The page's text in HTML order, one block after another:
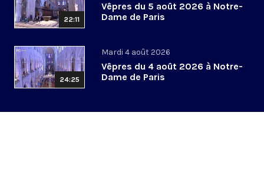
22:11
Vêpres du 5 août 2026 à Notre-
Dame de Paris
24:25
Mardi 4 août 2026
Vêpres du 4 août 2026 à Notre-
Dame de Paris